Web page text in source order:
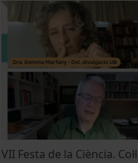
VII Festa de la Ciència.